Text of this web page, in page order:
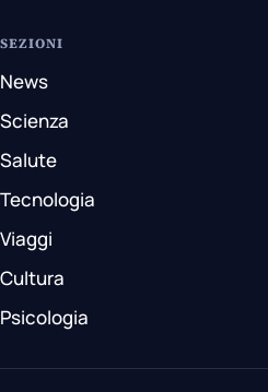
SEZIONI
News
Scienza
Salute
Tecnologia
Viaggi
Cultura
Psicologia